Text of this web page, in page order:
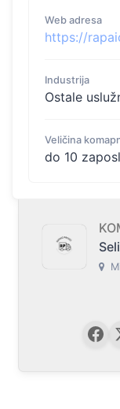
Web adresa
https://
Industrija
Ostale
Veličina
do 10